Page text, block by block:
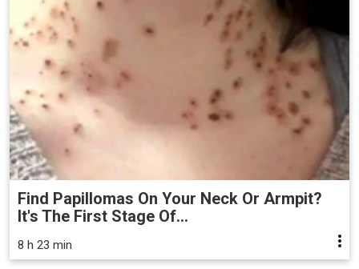
Find Papillomas On Your Neck Or Armpit?
It's The First Stage Of...
8 h 23 min